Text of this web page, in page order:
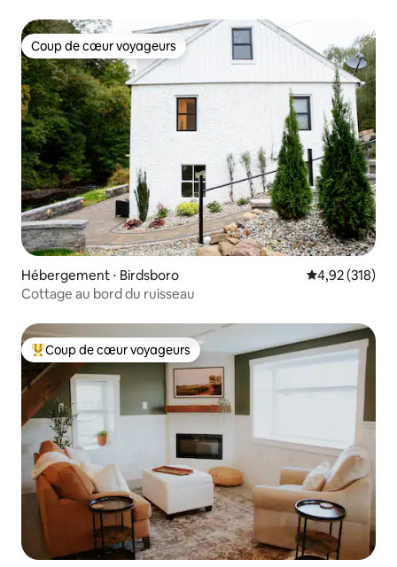
Coup de cœur voyageurs
Coup de cœur voyageurs
Hébergement ⋅ Birdsboro Évaluation
4,92 (318)
Cottage au bord du ruisseau
Coups de cœur voyageurs les plus appréciés
Coup de cœur voyageurs